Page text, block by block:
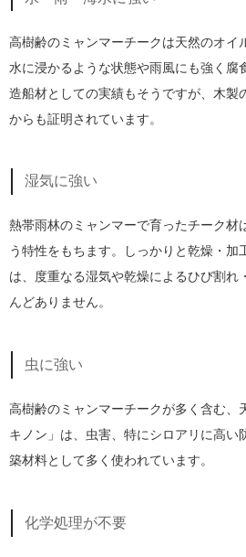
高樹齢のミャンマーチークは天然のオイ
水に浸かるような状態や雨風にも強く腐
造船材としての実績もそうですが、木製
からも証明されています。
湿気に強い
熱帯雨林のミャンマーで育ったチーク材
う特性をもちます。しっかりと乾燥・加
は、度重なる湿気や乾燥によるひび割れ
んどありません。
虫に強い
高樹齢のミャンマーチークが多く含む、
キノン」は、虫害、特にシロアリに高い
築材料として多く使われています。
化学処理が不要